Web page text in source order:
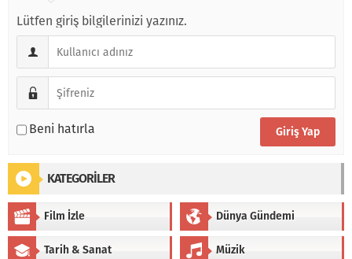
Lütfen giriş bilgilerinizi yazınız.
Beni hatırla
KATEGORİLER
Film İzle Dünya Gündemi
Tarih & Sanat Müzik